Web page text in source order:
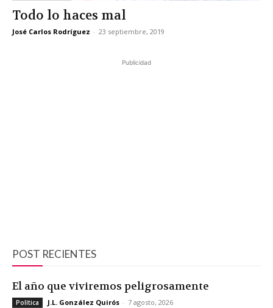
Todo lo haces mal
José Carlos Rodríguez - 23 septiembre, 2019
Publicidad
POST RECIENTES
El año que viviremos peligrosamente
Política J.L. González Quirós - 7 agosto, 2026